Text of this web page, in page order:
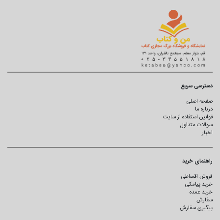
دسترسی سریع
صفحه اصلی
درباره ما
قوانین استفاده از سایت
سوالات متداول
اخبار
راهنمای خرید
فروش اقساطی
خرید پیامکی
خرید عمده
سفارش
پیگیری سفارش